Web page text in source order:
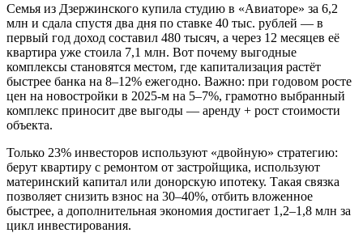
Семья из Дзержинского купила студию в «Авиаторе» за 6,2
млн и сдала спустя два дня по ставке 40 тыс. рублей — в
первый год доход составил 480 тысяч, а через 12 месяцев её
квартира уже стоила 7,1 млн. Вот почему выгодные
комплексы становятся местом, где капитализация растёт
быстрее банка на 8–12% ежегодно. Важно: при годовом росте
цен на новостройки в 2025-м на 5–7%, грамотно выбранный
комплекс приносит две выгоды — аренду + рост стоимости
объекта.
Только 23% инвесторов используют «двойную» стратегию:
берут квартиру с ремонтом от застройщика, используют
материнский капитал или донорскую ипотеку. Такая связка
позволяет снизить взнос на 30–40%, отбить вложенное
быстрее, а дополнительная экономия достигает 1,2–1,8 млн за
цикл инвестирования.